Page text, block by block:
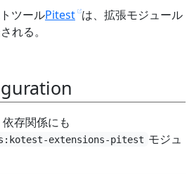
ツールPitest は、拡張モジュール
れる。
依存関係にも
extensions-pitest モジュ